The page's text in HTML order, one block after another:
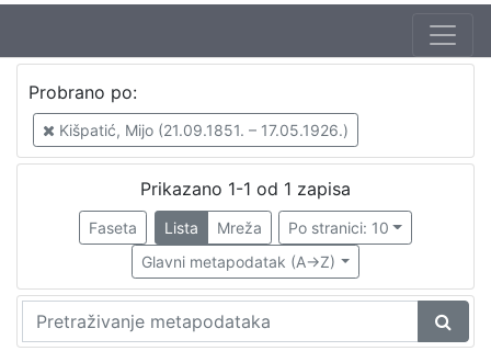
Jezik
hrvatski
cjelina
Zagreb na pragu modernog doba
Probrano po:
Kišpatić, Mijo (21.09.1851. – 17.05.1926.)
Prikazano 1-1 od 1 zapisa
Faseta Lista Mreža
Po stranici: 10
Glavni metapodatak (A->Z)